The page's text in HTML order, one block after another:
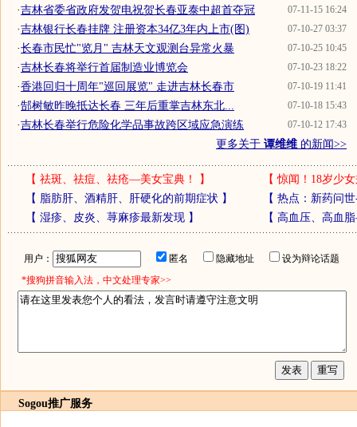
07-11-15 16:24
·吉林省委省政府发贺电祝贺长春亚泰中超首夺冠
07-10-27 03:37
·吉林银行长春挂牌 注册资本34亿3年内上市(图)
07-10-25 10:45
·长春市民忙"览月" 吉林天文观测台异常火暴
07-10-23 18:22
·吉林长春将举行首届制造业博览会
07-10-19 11:41
·香港回归十周年"巡回展览" 走进吉林长春市
07-10-18 15:43
·郜树敏昨晚抵达长春 三年后重掌吉林东北...
07-10-12 17:43
·吉林长春举行危险化学品事故跨区域应急演练
更多关于 谭维维 的新闻>>
【 祛斑、祛痘、祛疮—美女宝典！ 】 【惊闻！18岁少
【 脂肪肝、酒精肝、肝硬化的前期症状 】 【 热点：新药问
【 湿疹、皮炎、荨麻疹最新发现】 【 高血压、高血
用户： 匿名 隐藏地址
设为辩论话题
*搜狗拼音输入法，中文处理专家>>
Sogou推广服务